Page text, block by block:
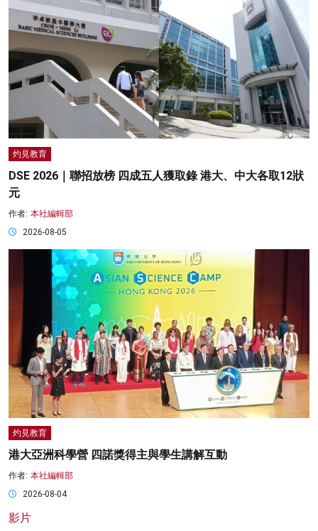
灼見教育
DSE 2026｜聯招放榜 四成五人獲取錄 港大、中大各取12狀
元
作者: 本社編輯部
2026-08-05
灼見教育
港大亞洲科學營 四諾獎得主與學生講解互動
作者: 本社編輯部
2026-08-04
影片